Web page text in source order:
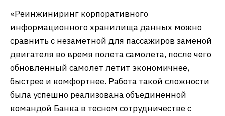
«Реинжиниринг корпоративного
информационного хранилища данных можно
сравнить с незаметной для пассажиров заменой
двигателя во время полета самолета, после чего
обновленный самолет летит экономичнее,
быстрее и комфортнее. Работа такой сложности
была успешно реализована объединенной
командой Банка в тесном сотрудничестве с